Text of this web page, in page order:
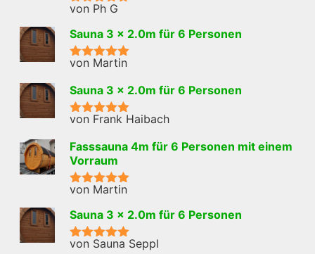
Bewertet mit
von Ph G
Sauna 3 x 2.0m für 6 Personen
Bewertet mit
von Martin
Sauna 3 x 2.0m für 6 Personen
Bewertet mit
von Frank Haibach
Fasssauna 4m für 6 Personen mit einem
Vorraum
Bewertet mit
von Martin
Sauna 3 x 2.0m für 6 Personen
Bewertet mit
von Sauna Seppl